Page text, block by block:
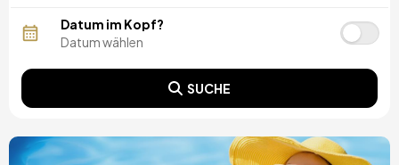
Datum im Kopf?
SUCHE